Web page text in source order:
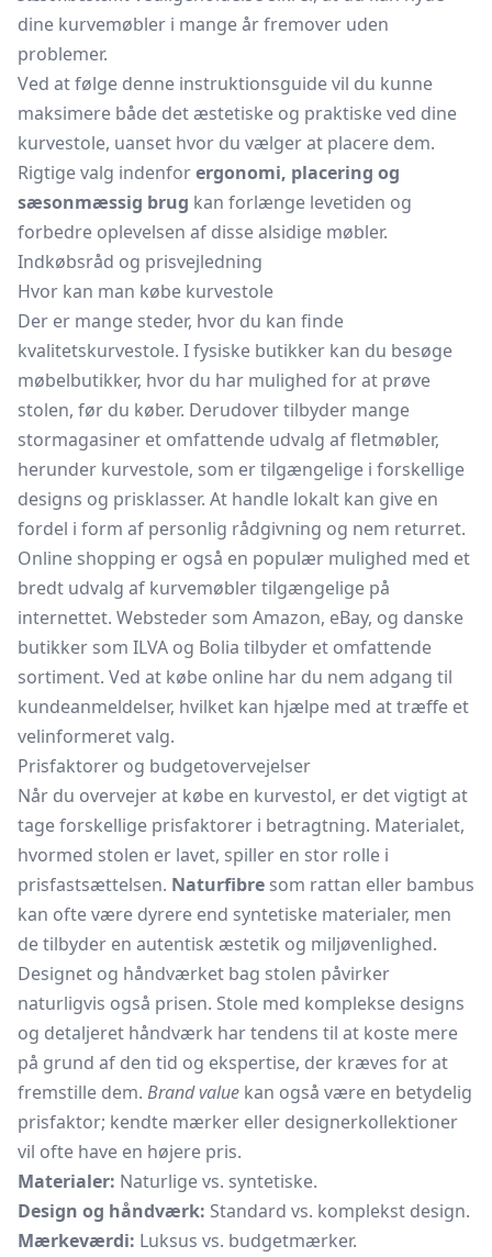
dine kurvemøbler i mange år fremover uden
problemer.
Ved at følge denne instruktionsguide vil du kunne
maksimere både det æstetiske og praktiske ved dine
kurvestole, uanset hvor du vælger at placere dem.
Rigtige valg indenforergonomi, placering og
sæsonmæssig brug kan forlænge levetiden og
forbedre oplevelsen af ​​disse alsidige møbler.
Indkøbsråd og prisvejledning
Hvor kan man købe kurvestole
Der er mange steder, hvor du kan finde
kvalitetskurvestole. I fysiske butikker kan du besøge
møbelbutikker, hvor du har mulighed for at prøve
stolen, før du køber. Derudover tilbyder mange
stormagasiner et omfattende udvalg af fletmøbler,
herunder kurvestole, som er tilgængelige i forskellige
designs og prisklasser. At handle lokalt kan give en
fordel i form af personlig rådgivning og nem returret.
Online shopping er også en populær mulighed med et
bredt udvalg af kurvemøbler tilgængelige på
internettet. Websteder som Amazon, eBay, og danske
butikker som ILVA og Bolia tilbyder et omfattende
sortiment. Ved at købe online har du nem adgang til
kundeanmeldelser, hvilket kan hjælpe med at træffe et
velinformeret valg.
Prisfaktorer og budgetovervejelser
Når du overvejer at købe en kurvestol, er det vigtigt at
tage forskellige prisfaktorer i betragtning. Materialet,
hvormed stolen er lavet, spiller en stor rolle i
prisfastsættelsen. Naturfibre som rattan eller bambus
kan ofte være dyrere end syntetiske materialer, men
de tilbyder en autentisk æstetik og miljøvenlighed.
Designet og håndværket bag stolen påvirker
naturligvis også prisen. Stole med komplekse designs
og detaljeret håndværk har tendens til at koste mere
på grund af den tid og ekspertise, der kræves for at
fremstille dem. Brand value kan også være en betydelig
prisfaktor; kendte mærker eller designerkollektioner
vil ofte have en højere pris.
Materialer: Naturlige vs. syntetiske.
Design og håndværk: Standard vs. komplekst design.
Mærkeværdi: Luksus vs. budgetmærker.